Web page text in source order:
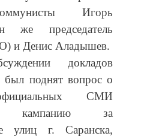
Игорь
же председатель
и Денис Аладышев.
докладов
поднят вопрос о
СМИ
кампанию за
улиц г. Саранска,